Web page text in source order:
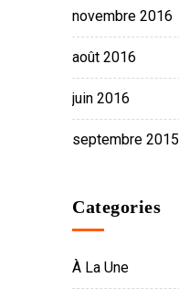
novembre 2016
août 2016
juin 2016
septembre 2015
Categories
À La Une